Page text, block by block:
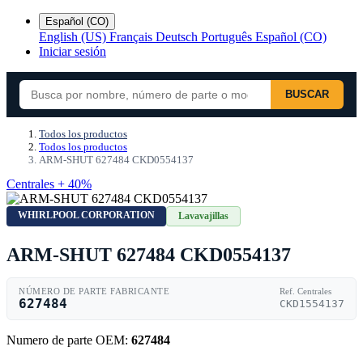
Español (CO)
English (US) Français Deutsch Português Español (CO)
Iniciar sesión
BUSCAR
Todos los productos
Todos los productos
ARM-SHUT 627484 CKD0554137
Centrales + 40%
WHIRLPOOL CORPORATION Lavavajillas
ARM-SHUT 627484 CKD0554137
NÚMERO DE PARTE FABRICANTE
627484
Ref. Centrales
CKD1554137
Numero de parte OEM: 627484